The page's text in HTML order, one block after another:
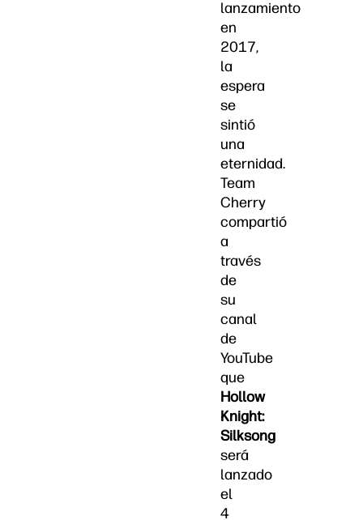
lanzamiento
en
2017,
la
espera
se
sintió
una
eternidad.
Team
Cherry
compartió
a
través
de
su
canal
de
YouTube
que
Hollow
Knight:
Silksong
será
lanzado
el
4